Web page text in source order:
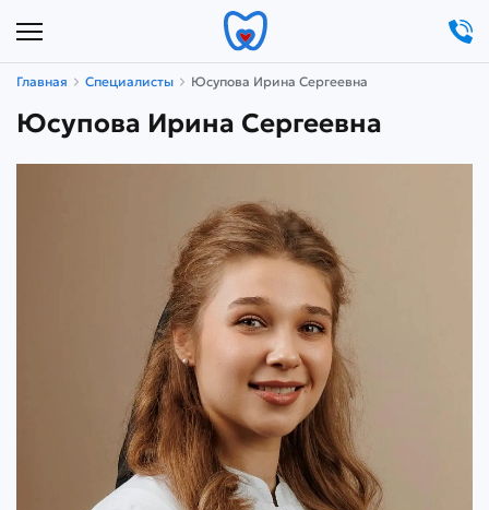
Главная Специалисты Юсупова Ирина Сергеевна
Юсупова Ирина Сергеевна